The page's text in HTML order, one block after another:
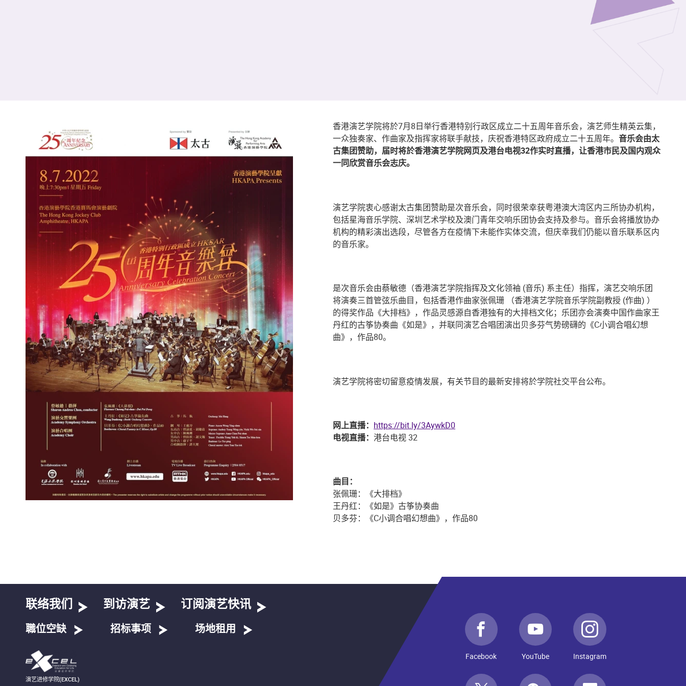
香港演艺学院将於7月8日举行香港特别行政区成立二十五周年音乐会，演艺师生精英云集，
一众独奏家、作曲家及指挥家将联手献技，庆祝香港特区政府成立二十五周年。 音乐会由太
古集团赞助，届时将於香港演艺学院网页及港台电视32作实时直播，让香港市民及国内观众
一同欣赏音乐会志庆。
演艺学院衷心感谢太古集团赞助是次音乐会，同时很荣幸获粤港澳大湾区内三所协办机构，
包括星海音乐学院、深圳艺术学校及澳门青年交响乐团协会支持及参与。音乐会将播放协办
机构的精彩演出选段，尽管各方在疫情下未能作实体交流，但庆幸我们仍能以音乐联系区内
的音乐家。
是次音乐会由蔡敏德（香港演艺学院指挥及文化领袖 (音乐) 系主任）指挥，演艺交响乐团
将演奏三首管弦乐曲目，包括香港作曲家张佩珊 （香港演艺学院音乐学院副教授 (作曲) ）
的得奖作品《大排档》，作品灵感源自香港独有的大排档文化；乐团亦会演奏中国作曲家王
丹红的古筝协奏曲《如是》，并联同演艺合唱团演出贝多芬气势磅礴的《C小调合唱幻想
曲》，作品80。
演艺学院将密切留意疫情发展，有关节目的最新安排将於学院社交平台公布。
网上直播： https://bit.ly/3AywkD0
电视直播： 港台电视 32
曲目：
张佩珊：《大排档》
王丹红：《如是》古筝协奏曲
贝多芬：《C小调合唱幻想曲》，作品80
联络我们 到访演艺 订阅演艺快讯
職位空缺 招标事项 场地租用
演艺进修学院(EXCEL)
Facebook YouTube Instagram